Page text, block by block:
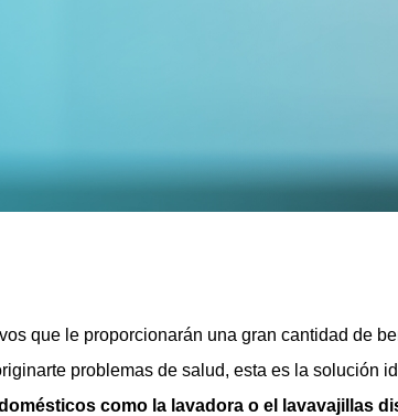
que le proporcionarán una gran cantidad de
problemas de salud, esta es la solución
como la lavadora o el lavavajillas